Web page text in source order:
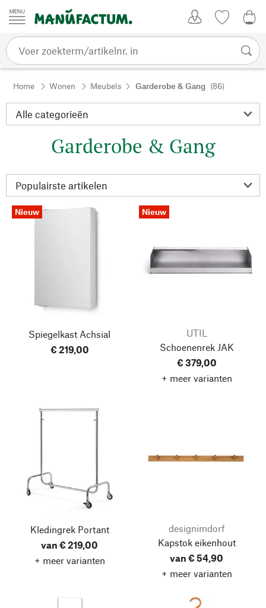
Passer au contenu
Home Wonen Meubels Garderobe & Gang (86)
Garderobe & Gang
Nieuw
Spiegelkast Achsial
€ 219,00
Nieuw
UTIL
Schoenenrek JAK
€ 379,00
+ meer varianten
Kledingrek Portant
van € 219,00
+ meer varianten
designimdorf
Kapstok eikenhout
van € 54,90
+ meer varianten